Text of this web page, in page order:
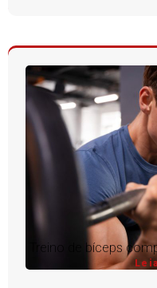
Treino de bíceps